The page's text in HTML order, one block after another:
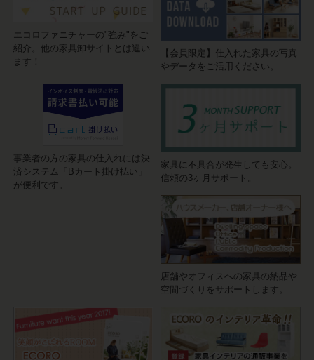
エコロファニチャーの"強み"をご
紹介。他の家具卸サイトとは違い
ます！
【会員限定】仕入れた家具の写真
やデータをご活用ください。
事業者の方の家具の仕入れには決
済システム「Bカート掛け払い」
が便利です。
家具に不具合が発生しても安心。
信頼の3ヶ月サポート。
店舗やオフィスへの家具の納品や
空間づくりをサポートします。